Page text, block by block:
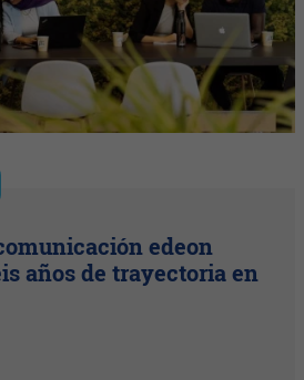
edeon
años de trayectoria en